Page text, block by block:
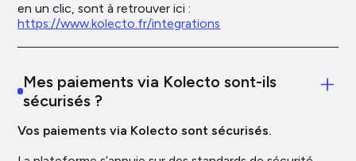
en un clic, sont à retrouver ici :
https://www.kolecto.fr/integrations
Mes paiements via Kolecto sont-ils
sécurisés ?
Vos paiements via Kolecto sont sécurisés.